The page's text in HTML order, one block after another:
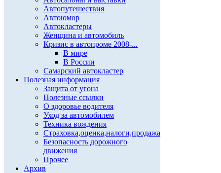
Автопутешествия
Автоюмор
Автокластеры
Женщина и автомобиль
Кризис в автопроме 2008-...
В мире
В России
Самарский автокластер
Полезная информация
Защита от угона
Полезные ссылки
О здоровье водителя
Уход за автомобилем
Техника вождения
Страховка,оценка,налоги,продажа
Безопасность дорожного
движения
Прочее
Архив